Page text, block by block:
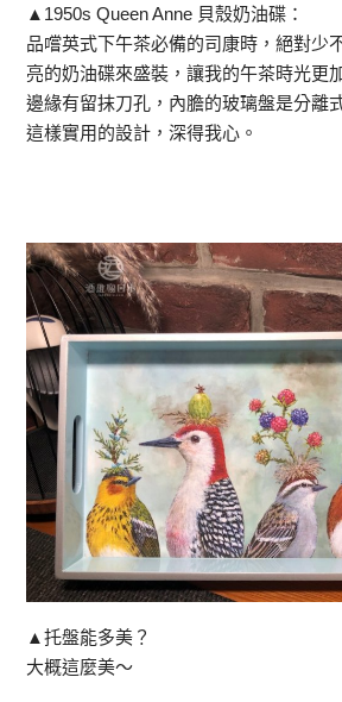
▲1950s Queen Anne 貝殼奶油碟：
品嚐英式下午茶必備的司康時，絕對少
亮的奶油碟來盛裝，讓我的午茶時光更
邊緣有留抹刀孔，內膽的玻璃盤是分離
這樣實用的設計，深得我心。
▲托盤能多美？
大概這麼美～